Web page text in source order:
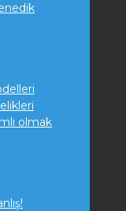
olmak